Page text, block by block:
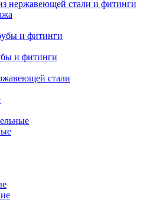
нержавеющей стали и фитинги
и фитинги
и фитинги
стали